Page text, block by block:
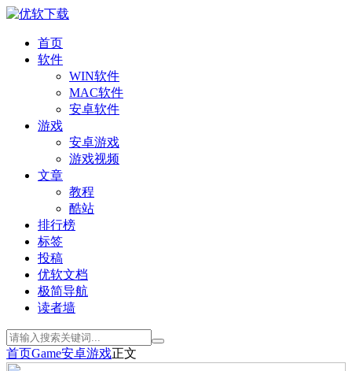
首页
软件
WIN软件
MAC软件
安卓软件
游戏
安卓游戏
游戏视频
文章
教程
酷站
排行榜
标签
投稿
优软文档
极简导航
读者墙
首页Game安卓游戏正文